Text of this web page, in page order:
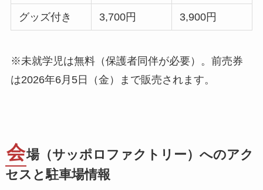
グッズ付き 3,700円 3,900円
※未就学児は無料（保護者同伴が必要）。前売券
は2026年6月5日（金）まで販売されます。
会場（サッポロファクトリー）へのアク
セスと駐車場情報